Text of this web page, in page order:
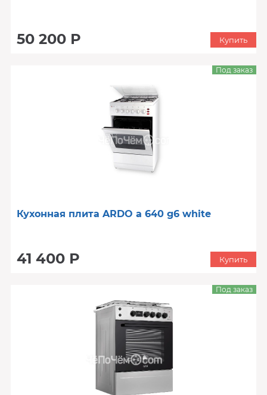
50 200 Р Купить
Кухонная плита ARDO a 640 g6 white
41 400 Р
Под заказ
Купить
Под заказ